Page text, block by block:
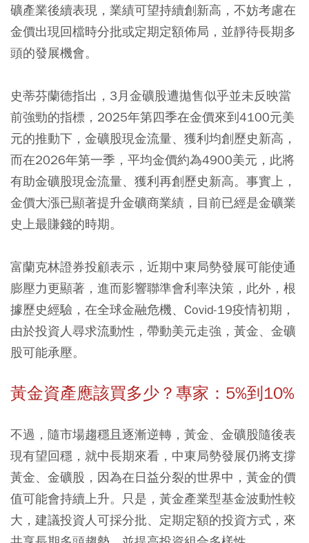
礦產業後續表現，業績可望持續創新高，不妨考慮在
金價出現回檔時分批或定期定額佈局，並靜待長期多
頭的發展機會。
史蒂芬蘭德指出，3月金礦股遭拋售似乎並未反映當
前強勁的指標，2025年第四季在金價來到4100元美
元的推動下，金礦股現金流量、獲利均創歷史新高，
而在2026年第一季，平均金價約為4900美元，此將
有助金礦股現金流量、獲利再創歷史新高。事實上，
金價大漲已顯著提升金礦商業績，目前已經是金礦業
史上最賺錢的時期。
富蘭克林證券投顧表示，近期中東局勢發展可能使通
膨壓力更顯著，進而影響聯準會利率決策，此外，根
據歷史經驗，在全球金融危機、Covid-19疫情初期，
由於投資人尋求流動性，帶動美元走強，黃金、金礦
股可能承壓。
黃金資產應該買多少？專家：5%到10%
不過，隨市場趨穩且逐漸逆轉，黃金、金礦股隨後表
現有望回穩，就中長期來看，中東局勢發展仍將支撐
黃金、金礦股，因為在日益分裂的世界中，黃金的價
值可能會持續上升。只是，黃金產業型基金波動性較
大，建議投資人可採分批、定期定額的投資方式，來